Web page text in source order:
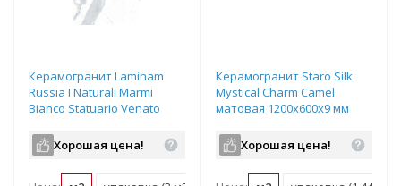
Керамогранит Laminam
Russia I Naturali Marmi
Bianco Statuario Venato
рядовая плитка
LAMF005778
Хорошая цена!
Керамогранит Staro Silk
Mystical Charm Camel
матовая 1200х600х9 мм
Хорошая цена!